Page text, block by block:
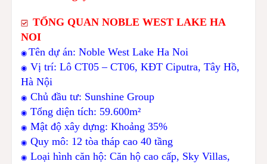
TỔNG QUAN NOBLE WEST LAKE HA
NOI
◉Tên dự án: Noble West Lake Ha Noi
◉Vị trí: Lô CT05 – CT06, KĐT Ciputra, Tây Hồ,
Hà Nội
◉Chủ đầu tư: Sunshine Group
◉Tổng diện tích: 59.600m²
◉Mật độ xây dựng: Khoảng 35%
◉Quy mô: 12 tòa tháp cao 40 tầng
◉Loại hình căn hộ: Căn hộ cao cấp, Sky Villas,